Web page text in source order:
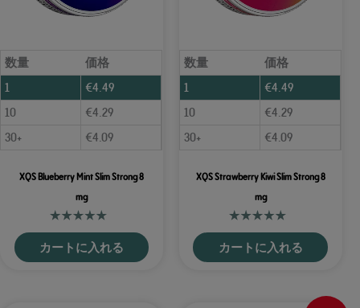
数量
価格
1
€4.49
10
€4.29
30+
€4.09
XQS Blueberry Mint Slim Strong 8
mg
カートに入れる
数量
価格
1
€4.49
10
€4.29
30+
€4.09
XQS Strawberry Kiwi Slim Strong 8
mg
カートに入れる